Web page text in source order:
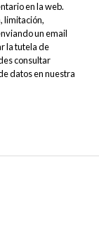
en la web.
limitación,
un email
la tutela de
consultar
datos en nuestra